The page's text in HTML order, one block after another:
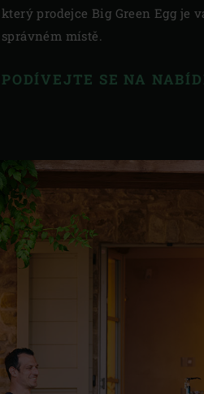
který prodejce Big Green Egg je
správném místě.
PODÍVEJTE SE NA